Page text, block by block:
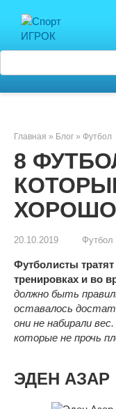
контенту
Главная » Блог » Футбол
8
20.10.2019 Футбол
Футболисты
тренировках и во
должно быть
оставалось
они не набирали
которые не прочь
ЭДЕН АЗАР